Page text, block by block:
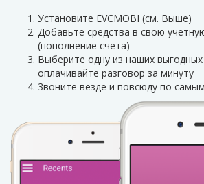
Установите EVCMOBI (см. Выше)
Добавьте средства в свою
(пополнение счета)
Выберите одну из наших
оплачивайте разговор за минуту
3воните везде и повсюду по